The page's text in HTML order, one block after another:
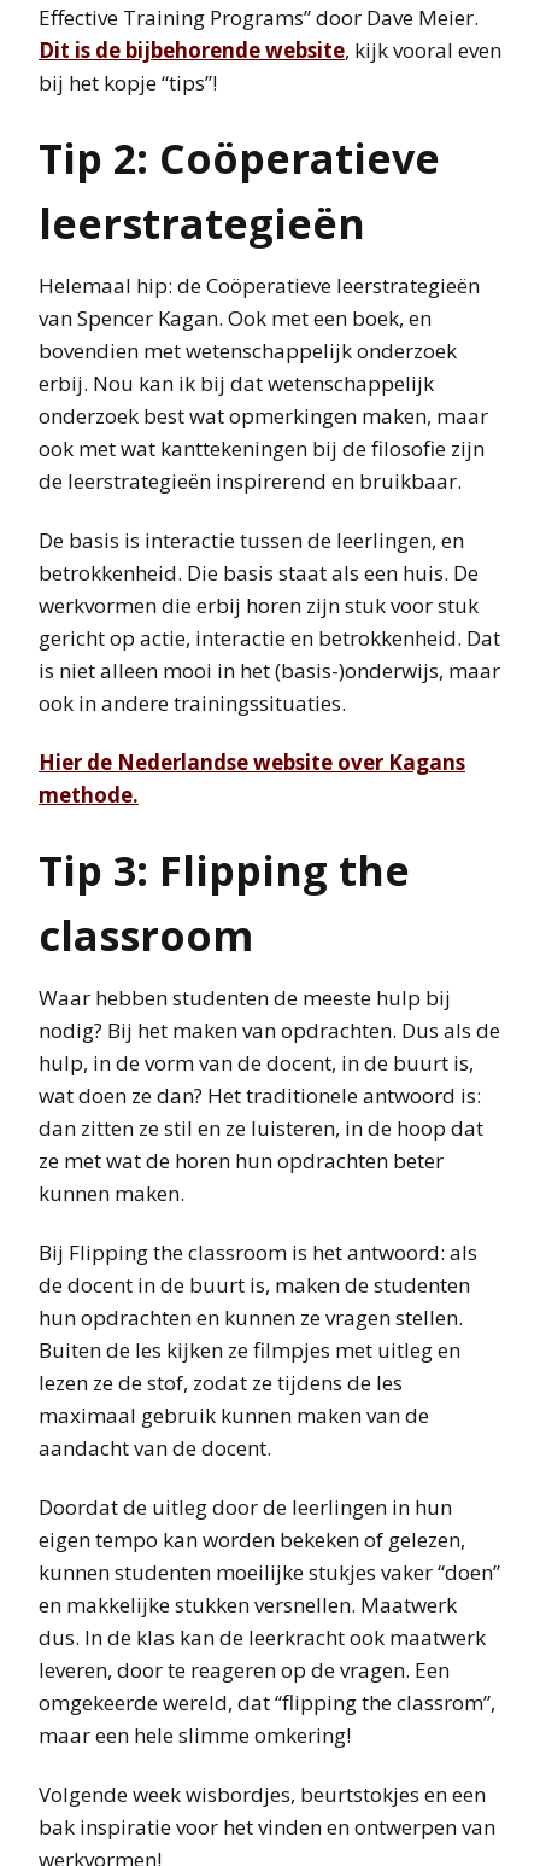
Effective Training Programs” door Dave Meier.
Dit is de bijbehorende website, kijk vooral even
bij het kopje “tips”!
Tip 2: Coöperatieve
leerstrategieën
Helemaal hip: de Coöperatieve leerstrategieën
van Spencer Kagan. Ook met een boek, en
bovendien met wetenschappelijk onderzoek
erbij. Nou kan ik bij dat wetenschappelijk
onderzoek best wat opmerkingen maken, maar
ook met wat kanttekeningen bij de filosofie zijn
de leerstrategieën inspirerend en bruikbaar.
De basis is interactie tussen de leerlingen, en
betrokkenheid. Die basis staat als een huis. De
werkvormen die erbij horen zijn stuk voor stuk
gericht op actie, interactie en betrokkenheid. Dat
is niet alleen mooi in het (basis-)onderwijs, maar
ook in andere trainingssituaties.
Hier de Nederlandse website over Kagans
methode.
Tip 3: Flipping the
classroom
Waar hebben studenten de meeste hulp bij
nodig? Bij het maken van opdrachten. Dus als de
hulp, in de vorm van de docent, in de buurt is,
wat doen ze dan? Het traditionele antwoord is:
dan zitten ze stil en ze luisteren, in de hoop dat
ze met wat de horen hun opdrachten beter
kunnen maken.
Bij Flipping the classroom is het antwoord: als
de docent in de buurt is, maken de studenten
hun opdrachten en kunnen ze vragen stellen.
Buiten de les kijken ze filmpjes met uitleg en
lezen ze de stof, zodat ze tijdens de les
maximaal gebruik kunnen maken van de
aandacht van de docent.
Doordat de uitleg door de leerlingen in hun
eigen tempo kan worden bekeken of gelezen,
kunnen studenten moeilijke stukjes vaker “doen”
en makkelijke stukken versnellen. Maatwerk
dus. In de klas kan de leerkracht ook maatwerk
leveren, door te reageren op de vragen. Een
omgekeerde wereld, dat “flipping the classrom”,
maar een hele slimme omkering!
Volgende week wisbordjes, beurtstokjes en een
bak inspiratie voor het vinden en ontwerpen van
werkvormen!